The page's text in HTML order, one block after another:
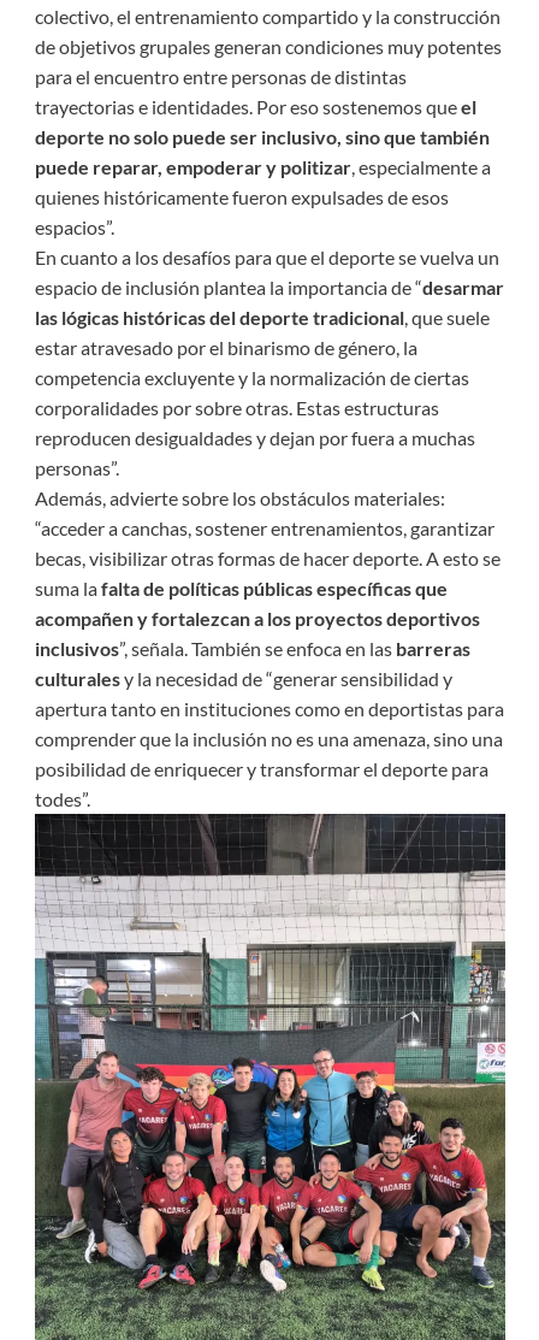
colectivo, el entrenamiento compartido y la construcción
de objetivos grupales generan condiciones muy potentes
para el encuentro entre personas de distintas
trayectorias e identidades. Por eso sostenemos queel
deporte no solo puede ser inclusivo, sino que también
puede reparar, empoderar y politizar, especialmente a
quienes históricamente fueron expulsades de esos
espacios”.
En cuanto a los desafíos para que el deporte se vuelva un
espacio de inclusión plantea la importancia de “desarmar
las lógicas históricas del deporte tradicional, que suele
estar atravesado por el binarismo de género, la
competencia excluyente y la normalización de ciertas
corporalidades por sobre otras. Estas estructuras
reproducen desigualdades y dejan por fuera a muchas
personas”.
Además, advierte sobre los obstáculos materiales:
“acceder a canchas, sostener entrenamientos, garantizar
becas, visibilizar otras formas de hacer deporte. A esto se
suma lafalta de políticas públicas específicas que
acompañen y fortalezcan a los proyectos deportivos
inclusivos”, señala. También se enfoca en las barreras
culturalesy la necesidad de “generar sensibilidad y
apertura tanto en instituciones como en deportistas para
comprender que la inclusión no es una amenaza, sino una
posibilidad de enriquecer y transformar el deporte para
todes”.